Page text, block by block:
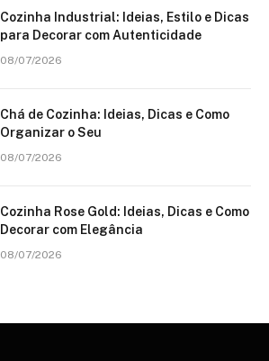
Cozinha Industrial: Ideias, Estilo e Dicas
para Decorar com Autenticidade
08/07/2026
Chá de Cozinha: Ideias, Dicas e Como
Organizar o Seu
08/07/2026
Cozinha Rose Gold: Ideias, Dicas e Como
Decorar com Elegância
08/07/2026